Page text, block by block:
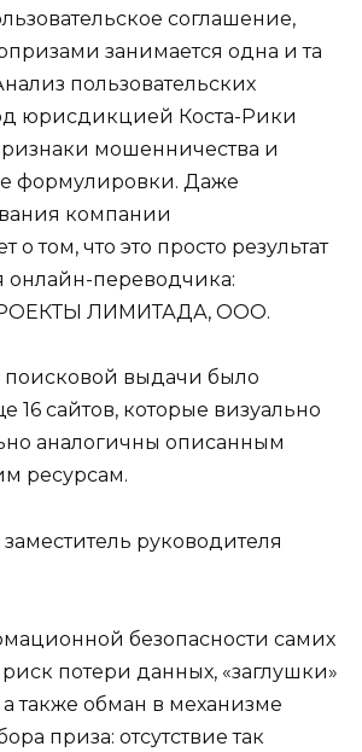
соглашение,
занимается одна и та
пользовательских
юрисдикцией Коста-Рики
мошенничества и
формулировки. Даже
компании
о том, что это просто результат
онлайн-переводчика:
ЛИМИТАДА, ООО.
поисковой выдачи было
16 сайтов, которые визуально
аналогичны описанным
ресурсам.
руководителя
безопасности самих
потери данных, «заглушки»
а также обман в механизме
приза: отсутствие так